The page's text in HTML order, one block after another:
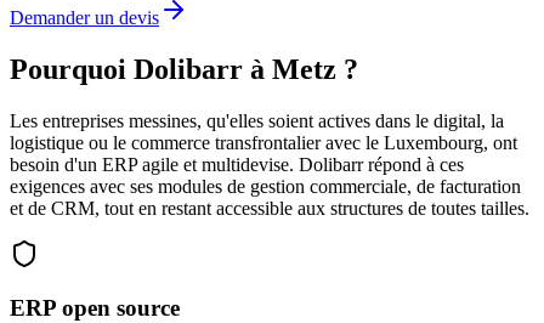
Demander un devis
Pourquoi Dolibarr à Metz ?
Les entreprises messines, qu'elles soient actives dans le digital, la
logistique ou le commerce transfrontalier avec le Luxembourg, ont
besoin d'un ERP agile et multidevise. Dolibarr répond à ces
exigences avec ses modules de gestion commerciale, de facturation
et de CRM, tout en restant accessible aux structures de toutes tailles.
ERP open source